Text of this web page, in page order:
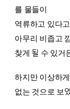
를 물들이
역류하고 있다
아무리 비좁고
찾게 될 수 있거
하지만 이상하
없는 것으로 보